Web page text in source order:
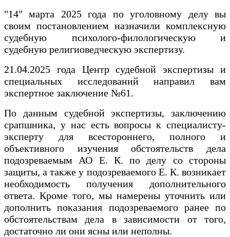
"14" марта 2025 года по уголовному делу вы
своим постановлением назначили комплексную
судебную психолого-филологическую и
судебную религиоведческую экспертизу.
21.04.2025 года Центр судебной экспертизы и
специальных исследований направил вам
экспертное заключение №61.
По данным судебной экспертизы, заключению
срапшника, у нас есть вопросы к специалисту-
эксперту для всестороннего, полного и
объективного изучения обстоятельств дела
подозреваемым АО Е. К. по делу со стороны
защиты, а также у подозреваемого Е. К. возникает
необходимость получения дополнительного
ответа. Кроме того, мы намерены уточнить или
дополнить показания подозреваемого ранее по
обстоятельствам дела в зависимости от того,
достаточно ли они ясны или неполны.